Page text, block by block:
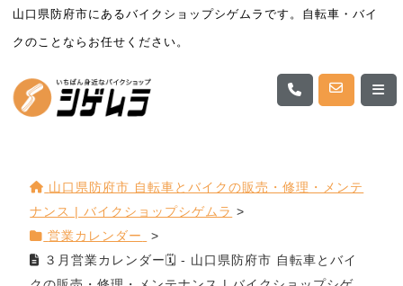
山口県防府市にあるバイクショップシゲムラです。自転車・バイ
クのことならお任せください。
山口県防府市 自転車とバイクの販売・修理・メンテ
ナンス | バイクショップシゲムラ >
営業カレンダー
>
３月営業カレンダー🗓️ - 山口県防府市 自転車とバイ